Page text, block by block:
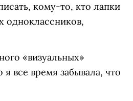
кому-то, кто лапки
одноклассников,
«визуальных»
я все время забывала, что